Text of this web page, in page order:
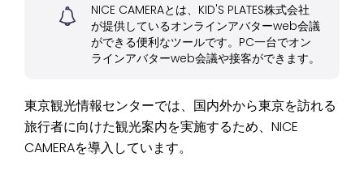
NICE CAMERAとは、KID'S PLATES株式会社
が提供しているオンラインアバターweb会議
ができる便利なツールです。PC一台でオン
ラインアバターweb会議や接客ができます。
東京観光情報センターでは、国内外から東京を訪れる
旅行者に向けた観光案内を実施するため、NICE
CAMERAを導入しています。